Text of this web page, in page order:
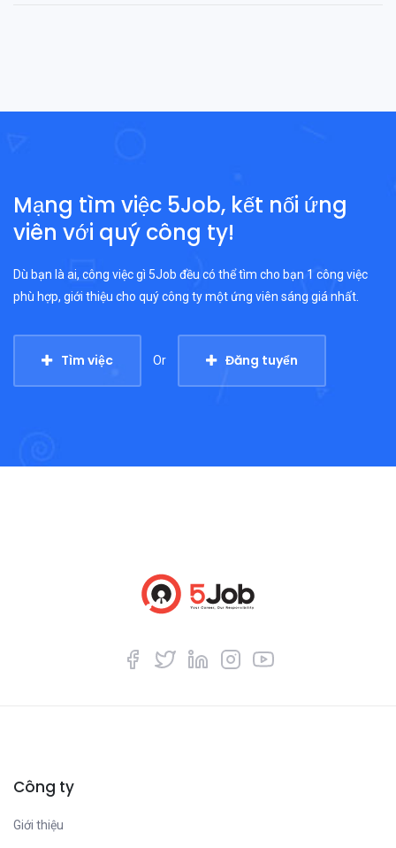
Mạng tìm việc 5Job, kết nối ứng
viên với quý công ty!
Dù bạn là ai, công việc gì 5Job đều có thể tìm cho bạn 1 công việc
phù hợp, giới thiệu cho quý công ty một ứng viên sáng giá nhất.
Tìm việc Or Đăng tuyển
Công ty
Giới thiệu